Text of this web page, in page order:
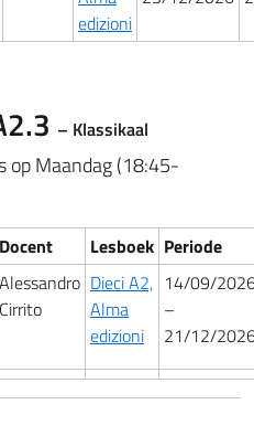
edizioni
– Klassikaal
op Maandag (18:45-
Docent Lesboek Periode
Alessandro
Cirrito
Dieci A2,
Alma
edizioni
14/09/
–
21/12/